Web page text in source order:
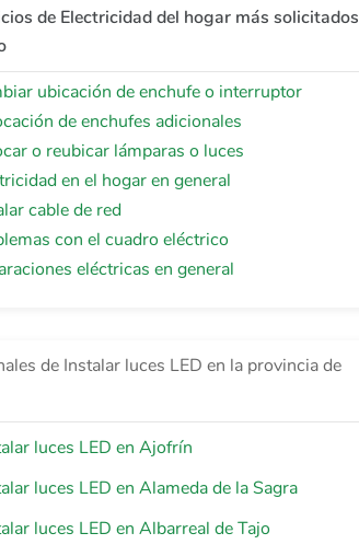
de Electricidad del hogar más solicitados
ubicación de enchufe o interruptor
de enchufes adicionales
o reubicar lámparas o luces
en el hogar en general
cable de red
con el cuadro eléctrico
eléctricas en general
de Instalar luces LED en la provincia de
luces LED en Ajofrín
luces LED en Alameda de la Sagra
luces LED en Albarreal de Tajo